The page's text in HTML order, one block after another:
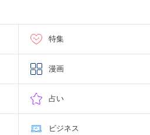
特集
漫画
占い
ビジネス